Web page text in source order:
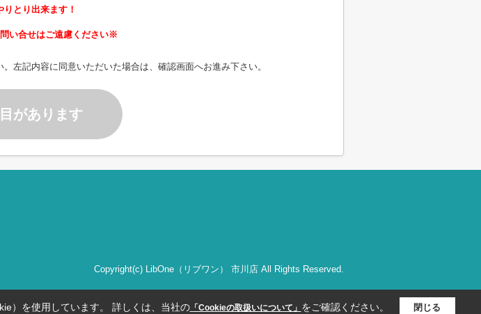
りとり出来ます！
い合せはご遠慮ください※
左記内容に同意いただいた場合は、確認画面へお進み下さい。
があります
Copyright(c) LibOne（リブワン） 市川店 All Rights Reserved.
）を使用しています。 詳しくは、当社の「Cookieの取扱いについて」 をご確認ください。 閉じる